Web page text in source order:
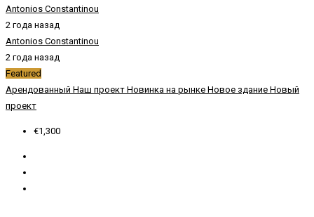
Antonios Constantinou
2 года назад
Antonios Constantinou
2 года назад
Featured
Арендованный Наш проект Новинка на рынке Новое здание Новый
проект
€1,300